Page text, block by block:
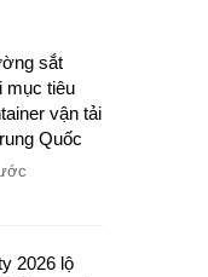
sắt
mục tiêu
vận tải
Quốc
2026 lộ